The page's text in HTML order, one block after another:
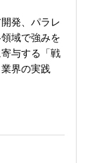
発、パラレ
域で強みを
与する「戦
界の実践